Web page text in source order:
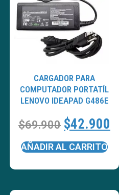
CARGADOR PARA
COMPUTADOR PORTATÍL
LENOVO IDEAPAD G486E
$69.900 $42.900
AÑADIR AL CARRITO